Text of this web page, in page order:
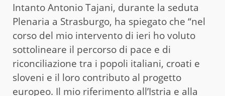
Intanto Antonio Tajani, durante la seduta
Plenaria a Strasburgo, ha spiegato che “nel
corso del mio intervento di ieri ho voluto
sottolineare il percorso di pace e di
riconciliazione tra i popoli italiani, croati e
sloveni e il loro contributo al progetto
europeo. Il mio riferimento all’Istria e alla